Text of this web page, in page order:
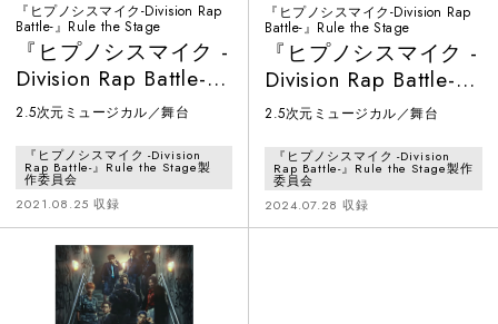
『ヒプノシスマイク-Division Rap
Battle-』Rule the Stage
『ヒプノシスマイク -
Division Rap Battle-』
Rule the Stage -Battle
2.5次元ミュージカル／舞台
『ヒプノシスマイク -Division
Rap Battle-』Rule the Stage製
作委員会
2021.08.25 収録
『ヒプノシスマイク-Division Rap
Battle-』Rule the Stage
『ヒプノシスマイク -
Division Rap Battle-』
Rule the Stage -
Female-
2.5次元ミュージカル／舞台
『ヒプノシスマイク -Division
Rap Battle-』Rule the Stage製作
委員会
2024.07.28 収録